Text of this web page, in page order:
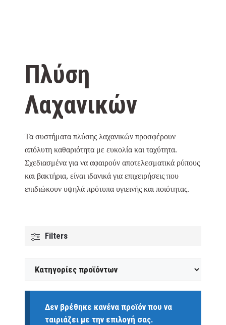
Δεν βρέθηκε κανένα προϊόν που να
ταιριάζει με την επιλογή σας.
Πλύση
Λαχανικών
Τα συστήματα πλύσης λαχανικών προσφέρουν
απόλυτη καθαριότητα με ευκολία και ταχύτητα.
Σχεδιασμένα για να αφαιρούν αποτελεσματικά ρύπους
και βακτήρια, είναι ιδανικά για επιχειρήσεις που
επιδιώκουν υψηλά πρότυπα υγιεινής και ποιότητας.
Filters